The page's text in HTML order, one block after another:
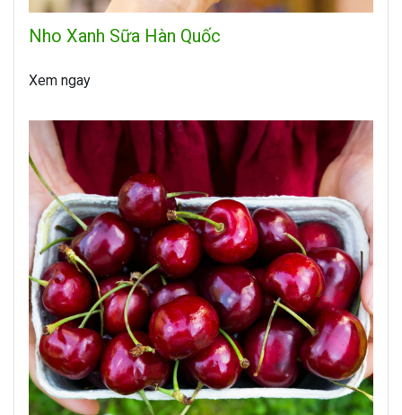
Nho Xanh Sữa Hàn Quốc
Xem ngay